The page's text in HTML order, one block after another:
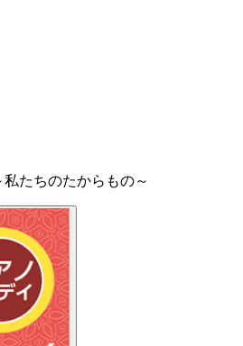
たちのたからもの～